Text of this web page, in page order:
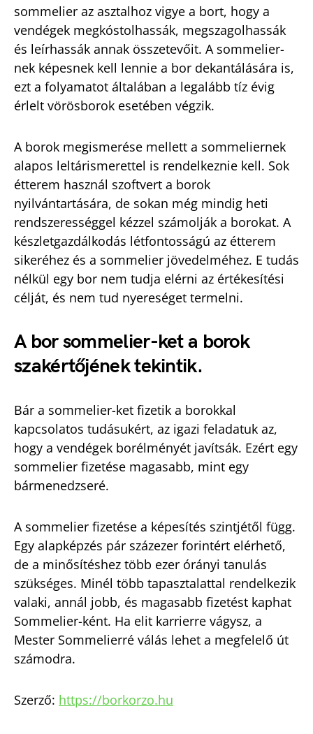
sommelier az asztalhoz vigye a bort, hogy a
vendégek megkóstolhassák, megszagolhassák
és leírhassák annak összetevőit. A sommelier-
nek képesnek kell lennie a bor dekantálására is,
ezt a folyamatot általában a legalább tíz évig
érlelt vörösborok esetében végzik.
A borok megismerése mellett a sommeliernek
alapos leltárismerettel is rendelkeznie kell. Sok
étterem használ szoftvert a borok
nyilvántartására, de sokan még mindig heti
rendszerességgel kézzel számolják a borokat. A
készletgazdálkodás létfontosságú az étterem
sikeréhez és a sommelier jövedelméhez. E tudás
nélkül egy bor nem tudja elérni az értékesítési
célját, és nem tud nyereséget termelni.
A bor sommelier-ket a borok
szakértőjének tekintik.
Bár a sommelier-ket fizetik a borokkal
kapcsolatos tudásukért, az igazi feladatuk az,
hogy a vendégek borélményét javítsák. Ezért egy
sommelier fizetése magasabb, mint egy
bármenedzseré.
A sommelier fizetése a képesítés szintjétől függ.
Egy alapképzés pár százezer forintért elérhető,
de a minősítéshez több ezer órányi tanulás
szükséges. Minél több tapasztalattal rendelkezik
valaki, annál jobb, és magasabb fizetést kaphat
Sommelier-ként. Ha elit karrierre vágysz, a
Mester Sommelierré válás lehet a megfelelő út
számodra.
Szerző: https://borkorzo.hu